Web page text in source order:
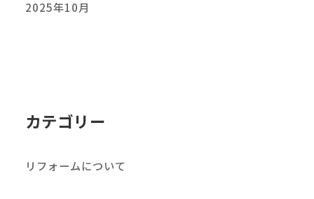
2025年10月
カテゴリー
リフォームについて